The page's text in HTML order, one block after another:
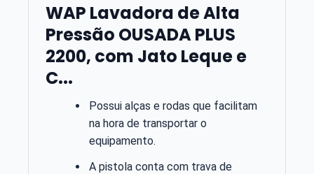
WAP Lavadora de Alta
Pressão OUSADA PLUS
2200, com Jato Leque e
C...
Possui alças e rodas que facilitam
na hora de transportar o
equipamento.
A pistola conta com trava de